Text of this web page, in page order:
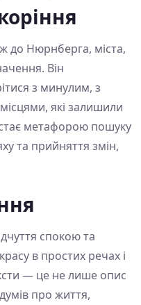
до Нюрнберга, міста,
Він
з минулим, з
які залишили
метафорою пошуку
та прийняття змін,
спокою та
в простих речах і
— це не лише опис
про життя,